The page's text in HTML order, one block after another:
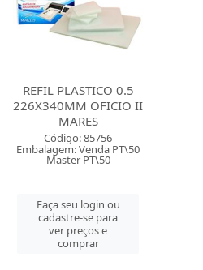
REFIL PLASTICO 0.5
226X340MM OFICIO II
MARES
Código: 85756
Embalagem: Venda PT\50
Master PT\50
Faça seu login ou
cadastre-se para
ver preços e
comprar